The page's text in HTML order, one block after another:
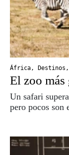
África, Destinos ,
El zoo más
Un safari
pero pocos son